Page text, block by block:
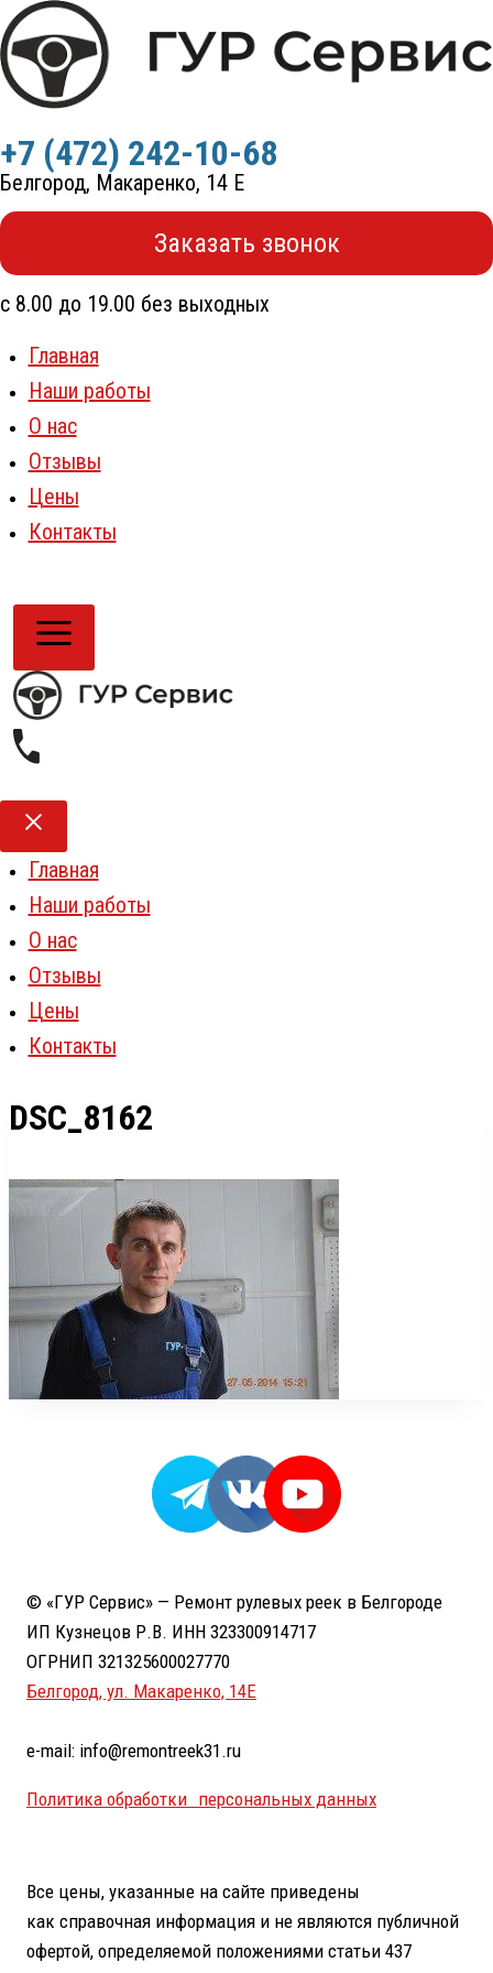
Перейти
к
содержимому
+7 (472) 242-10-68
Белгород, Макаренко, 14 Е
Заказать звонок
с 8.00 до 19.00 без выходных
Главная
Наши работы
О нас
Отзывы
Цены
Контакты
Главная
Наши работы
О нас
Отзывы
Цены
Контакты
DSC_8162
© «ГУР Сервис» — Ремонт рулевых реек в Белгороде
ИП Кузнецов Р.В. ИНН 323300914717
ОГРНИП 321325600027770
Белгород, ул. Макаренко, 14Е
e-mail: info@remontreek31.ru
Политика обработки персональных данных
Все цены, указанные на сайте приведены
как справочная информация и не являются публичной
офертой, определяемой положениями статьи 437